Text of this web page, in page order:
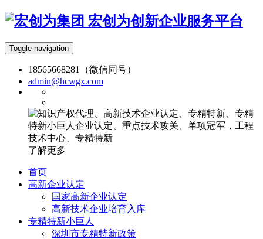
宏创为创新企业服务平台
Toggle navigation
18565668281（微信同号）
admin@hcwgx.com
了解更多
首页
高新企业认定
国家高新企业认定
高新技术企业培育入库
专精特新小巨人
深圳市专精特新政策